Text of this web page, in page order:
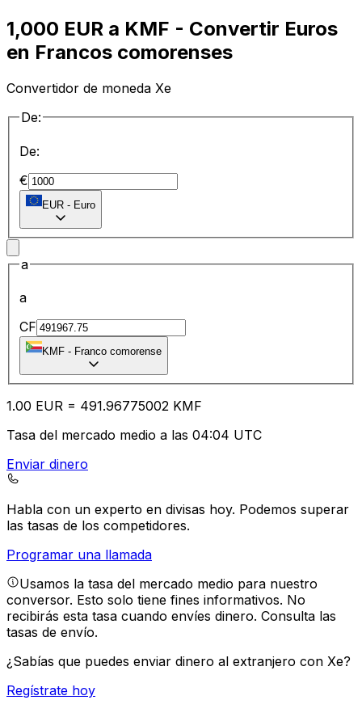
1,000 EUR a KMF - Convertir Euros
en Francos comorenses
Convertidor de moneda Xe
De:
De:
€
EUR - Euro
a
a
CF
KMF - Franco comorense
1.00 EUR = 491.96775002 KMF
Tasa del mercado medio a las 04:04 UTC
Enviar dinero
Habla con un experto en divisas hoy. Podemos superar
las tasas de los competidores.
Programar una llamada
Usamos la tasa del mercado medio para nuestro
conversor. Esto solo tiene fines informativos. No
recibirás esta tasa cuando envíes dinero. Consulta las
tasas de envío.
¿Sabías que puedes enviar dinero al extranjero con Xe?
Regístrate hoy